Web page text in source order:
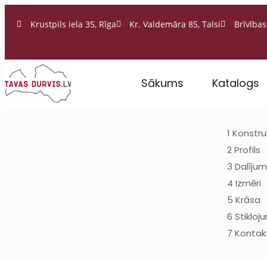
Krustpils iela 35, Rīga Kr. Valdemāra 85, Talsi
Sākums Katalogs
1
2Profils
3
4 Izmēri
5 Krāsa
6
7